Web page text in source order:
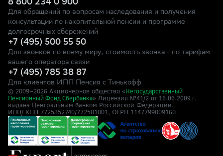
8 800 234 0 900
Для обращений по вопросам наследования и получения
консультации по накопительной пенсии и программе
долгосрочных сбережений
+7 (495) 500 55 50
Для звонков по всему миру, стоимость звонка - по тарифам
вашего оператора связи
+7 (495) 785 38 87
Для клиентов ИПП Пенсия с Тинькофф
© 2009–2026 Акционерное общество « Негосударственный
Пенсионный Фонд Сбербанка» Лицензия №41/2 от 16.06.2009 г.
выдана Центральным банком Российской Федерации.
ИНН/ КПП 7725352740/772501001, ОГРН 1147799009160